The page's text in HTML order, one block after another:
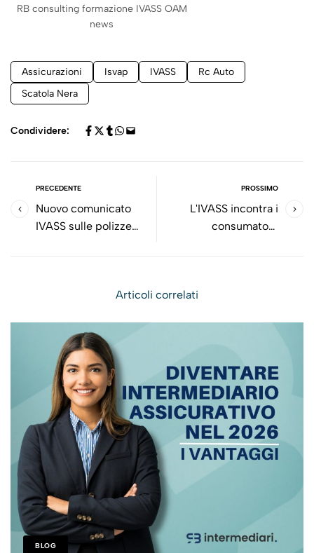
RB consulting formazione IVASS OAM
news
Assicurazioni Isvap IVASS
Rc Auto
Scatola Nera
Condividere:
PRECEDENTE
Nuovo comunicato
IVASS sulle polizze
PROSSIMO
L'IVASS incontra i
consumatori,
Articoli correlati
BLOG